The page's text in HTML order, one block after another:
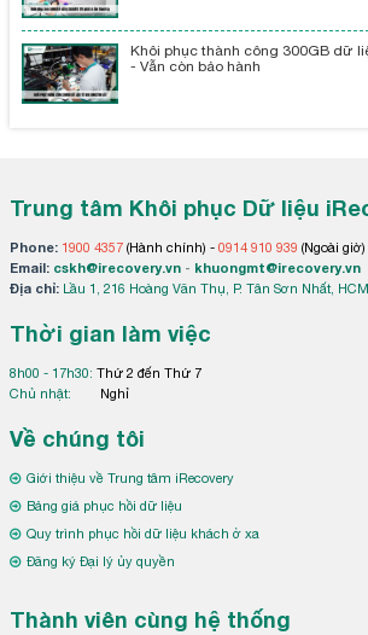
Khôi phục thành công 300GB dữ
- Vẫn còn bảo hành
Trung tâm Khôi phục Dữ liệu
Phone: 1900 4357(Hành chính) - 0914 910 939 (Ngoài giờ)
Email: cskh@irecovery.vn- khuongmt@irecovery.vn
Địa chỉ: Lầu 1, 216 Hoàng Văn Thụ, P. Tân Sơn Nhất, HCM
Thời gian làm việc
8h00 - 17h30: Thứ 2 đến Thứ 7
Chủ nhật:
Nghỉ
Về chúng tôi
Giới thiệu về Trung tâm iRecovery
Bảng giá phục hồi dữ liệu
Quy trình phục hồi dữ liệu khách ở xa
Đăng ký Đại lý ủy quyền
Thành viên cùng hệ thống